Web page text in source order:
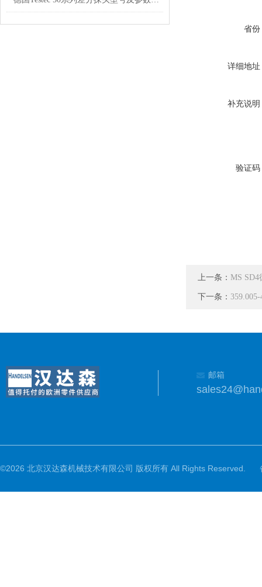
省份
详细地址
补充说明
验证码
上一条： MS
下一条：
邮箱
©2026 北京汉达森机械技术有限公司 版权所有 All Rights Reserved.